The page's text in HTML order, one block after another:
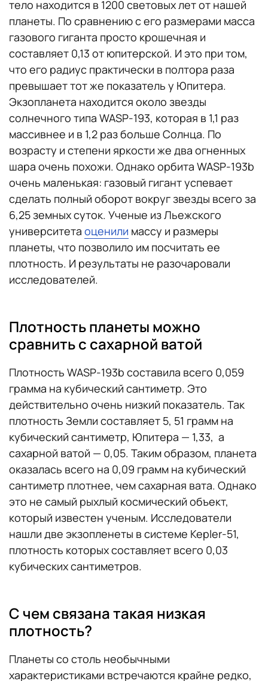
тело находится в 1200 световых лет от нашей
планеты. По сравнению с его размерами масса
газового гиганта просто крошечная и
составляет 0,13 от юпитерской. И это при том,
что его радиус практически в полтора раза
превышает тот же показатель у Юпитера.
Экзопланета находится около звезды
солнечного типа WASP-193, которая в 1,1 раз
массивнее и в 1,2 раз больше Солнца. По
возрасту и степени яркости же два огненных
шара очень похожи. Однако орбита WASP-193b
очень маленькая: газовый гигант успевает
сделать полный оборот вокруг звезды всего за
6,25 земных суток. Ученые из Льежского
университета оценили массу и размеры
планеты, что позволило им посчитать ее
плотность. И результаты не разочаровали
исследователей.
Плотность планеты можно
сравнить с сахарной ватой
Плотность WASP-193b составила всего 0,059
грамма на кубический сантиметр. Это
действительно очень низкий показатель. Так
плотность Земли составляет 5, 51 грамм на
кубический сантиметр, Юпитера — 1,33, а
сахарной ватой — 0,05. Таким образом, планета
оказалась всего на 0,09 грамм на кубический
сантиметр плотнее, чем сахарная вата. Однако
это не самый рыхлый космический объект,
который известен ученым. Исследователи
нашли две экзопленеты в системе Kepler-51,
плотность которых составляет всего 0,03
кубических сантиметров.
С чем связана такая низкая
плотность?
Планеты со столь необычными
характеристиками встречаются крайне редко,